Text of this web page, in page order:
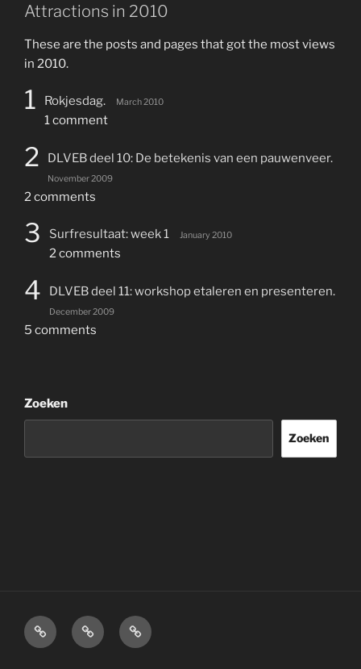
Attractions in 2010
These are the posts and pages that got the most views
in 2010.
1 Rokjesdag. March 2010
1 comment
2 DLVEB deel 10: De betekenis van een pauwenveer.
November 2009
2 comments
3 Surfresultaat: week 1 January 2010
2 comments
4 DLVEB deel 11: workshop etaleren en presenteren.
December 2009
5 comments
Zoeken
Zoeken
Home
Over
mij.
Disclaimer.